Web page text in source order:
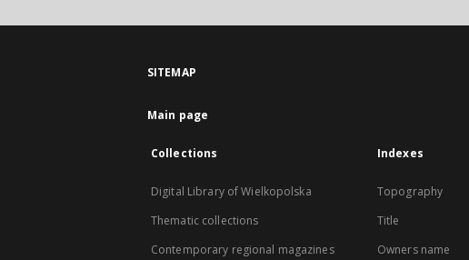
SITEMAP
Main page
Collections
Digital Library of Wielkopolska
Thematic collections
Contemporary regional magazines
Indexes
Topography
Title
Owners name